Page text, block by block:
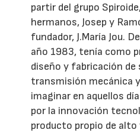
partir del grupo
hermanos, Josep y
fundador, J.María Jou.
año 1983, tenía como
diseño y fabricación de
transmisión mecánica
imaginar en aquellos
por la innovación
producto propio de alto